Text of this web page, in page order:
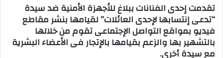
تقدمت إحدى الفنانات ببلاغ للأجهزة الأمنية ضد سيدة
“تدعى إنتسابها لإحدى العائلات” لقيامها بنشر مقاطع
فيديو بمواقع التواصل الإجتماعى تقوم من خلالها
بالتشهير بها والزعم بقيامها بالإتجار فى الأعضاء البشرية
مع سيدة أخرى.